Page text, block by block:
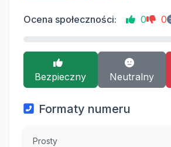
Ocena społeczności: 0 0
Bezpieczny Neutralny
Formaty numeru
Prosty